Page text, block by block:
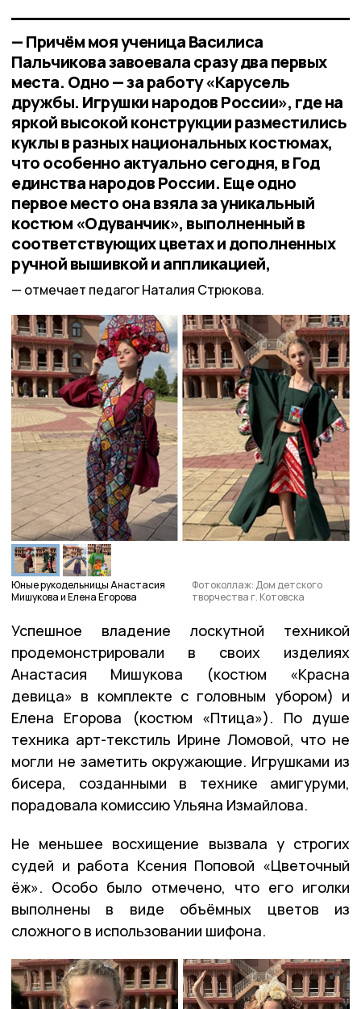
— Причём моя ученица Василиса
Пальчикова завоевала сразу два первых
места. Одно — за работу «Карусель
дружбы. Игрушки народов России», где на
яркой высокой конструкции разместились
куклы в разных национальных костюмах,
что особенно актуально сегодня, в Год
единства народов России. Еще одно
первое место она взяла за уникальный
костюм «Одуванчик», выполненный в
соответствующих цветах и дополненных
ручной вышивкой и аппликацией,
отмечает педагог Наталия Стрюкова.
Юные рукодельницы Анастасия
Мишукова и Елена Егорова
Фотоколлаж: Дом детского
творчества г. Котовска
Успешное владение лоскутной техникой
продемонстрировали в своих изделиях
Анастасия Мишукова (костюм «Красна
девица» в комплекте с головным убором) и
Елена Егорова (костюм «Птица»). По душе
техника арт-текстиль Ирине Ломовой, что не
могли не заметить окружающие. Игрушками из
бисера, созданными в технике амигуруми,
порадовала комиссию Ульяна Измайлова.
Не меньшее восхищение вызвала у строгих
судей и работа Ксения Поповой «Цветочный
ёж». Особо было отмечено, что его иголки
выполнены в виде объёмных цветов из
сложного в использовании шифона.